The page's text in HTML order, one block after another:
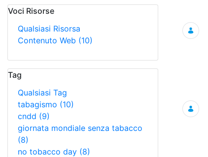
Voci Risorse
Qualsiasi Risorsa
Contenuto Web (10)
Tag
Qualsiasi Tag
tabagismo (10)
cndd (9)
giornata mondiale senza tabacco
(8)
no tobacco day (8)
Ricerca